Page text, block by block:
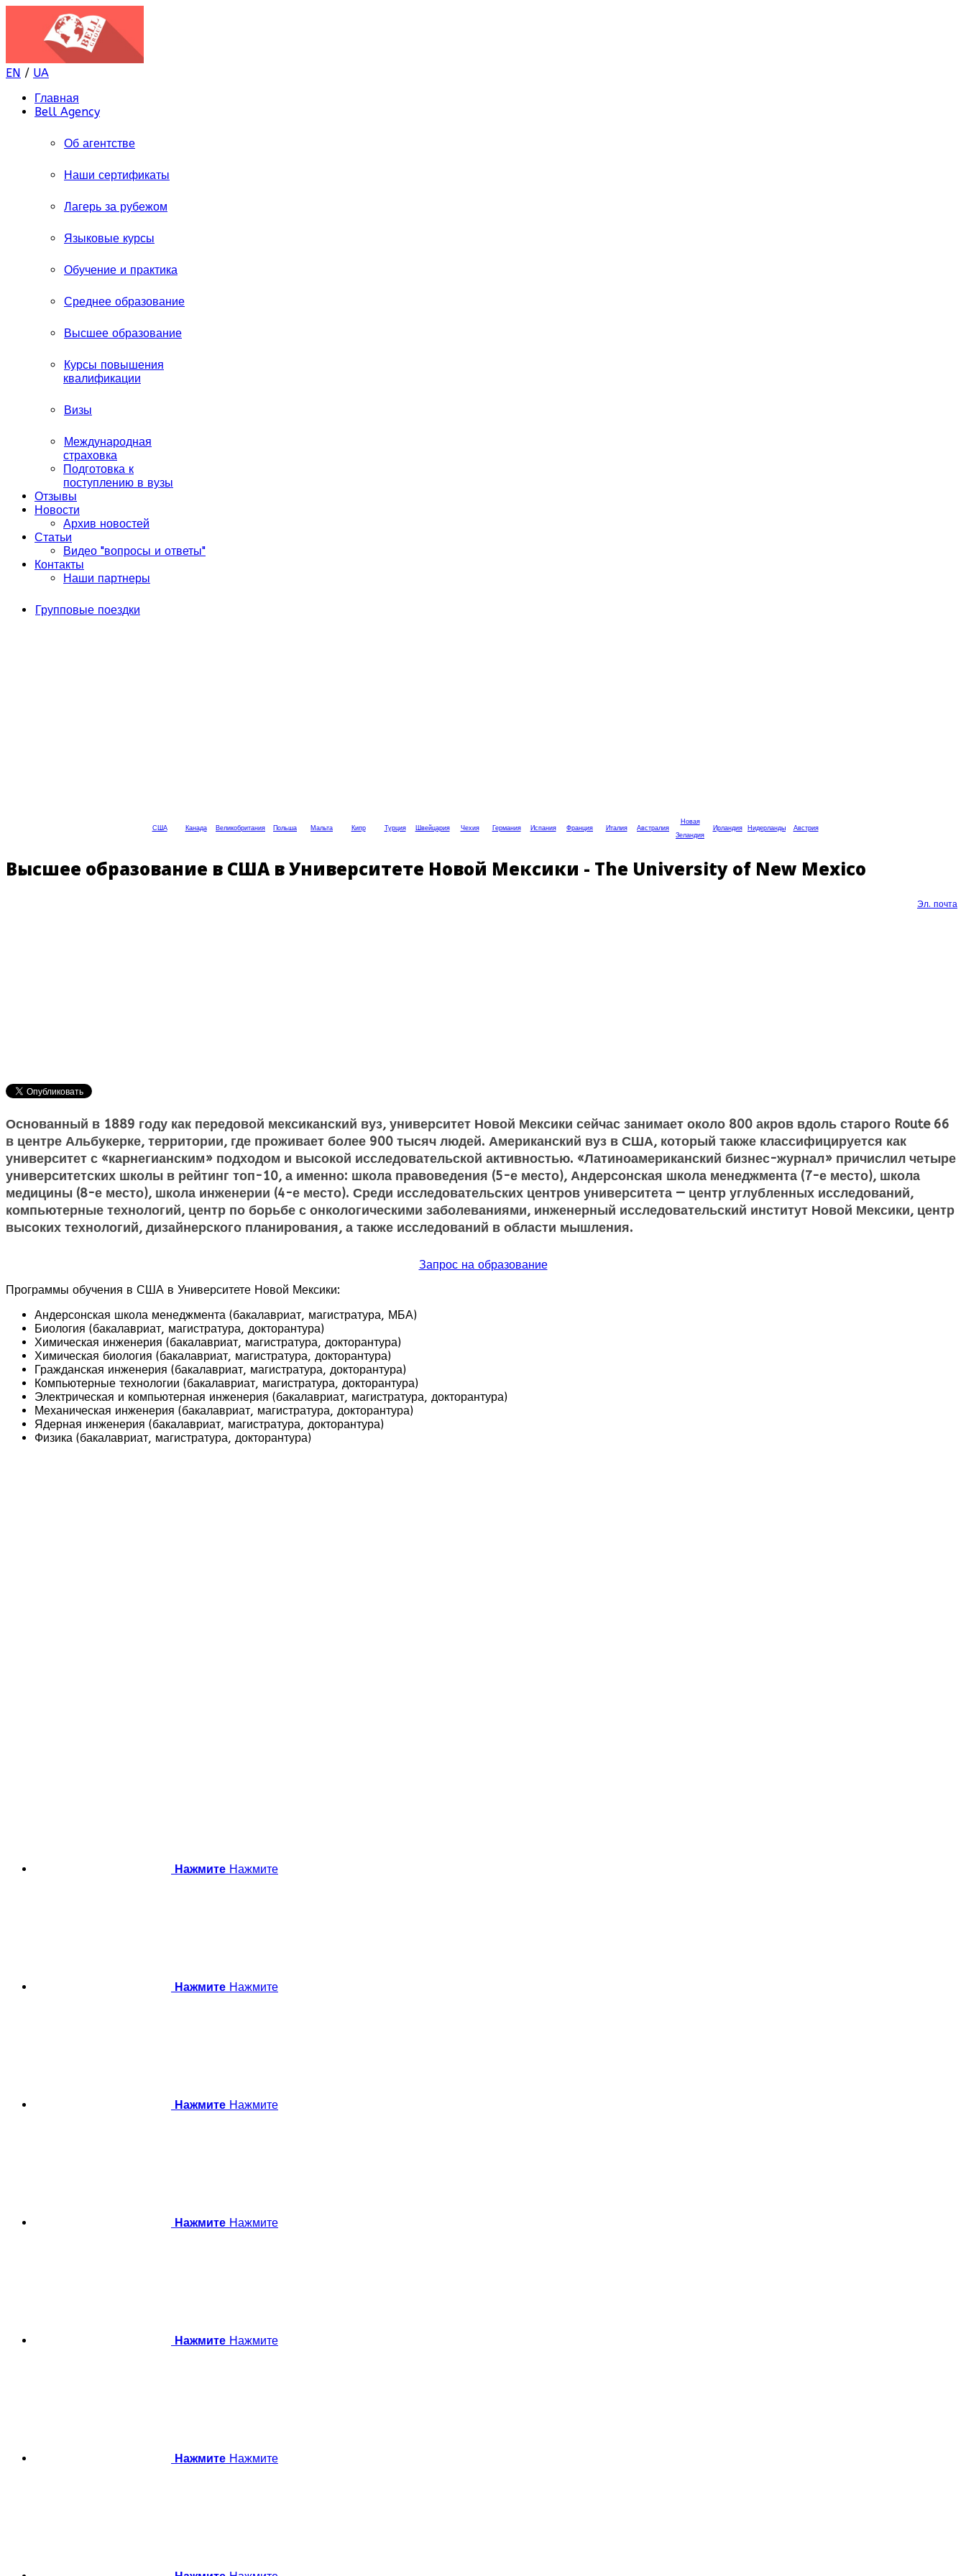
EN / UA
Главная
Bell Agency
Об агентстве
Наши сертификаты
Лагерь за рубежом
Языковые курсы
Обучение и практика
Среднее образование
Высшее образование
Курсы повышения
квалификации
Визы
Международная
страховка
Подготовка к
поступлению в вузы
Отзывы
Новости
Архив новостей
Статьи
Видео "вопросы и ответы"
Контакты
Наши партнеры
Групповые поездки
США Канада Великобритания Польша Мальта Кипр Турция Швейцария Чехия Германия Испания Франция Италия Австралия
Новая
Зеландия
Ирландия Нидерланды Австрия
Высшее образование в США в Университете Новой Мексики - The University of New Mexico
Эл. почта
Основанный в 1889 году как передовой мексиканский вуз, университет Новой Мексики сейчас занимает около 800 акров вдоль старого Route 66
в центре Альбукерке, территории, где проживает более 900 тысяч людей. Американский вуз в США, который также классифицируется как
университет с «карнегианским» подходом и высокой исследовательской активностью. «Латиноамериканский бизнес-журнал» причислил четыре
университетских школы в рейтинг топ-10, а именно: школа правоведения (5-е место), Андерсонская школа менеджмента (7-е место), школа
медицины (8-е место), школа инженерии (4-е место). Среди исследовательских центров университета — центр углубленных исследований,
компьютерные технологий, центр по борьбе с онкологическими заболеваниями, инженерный исследовательский институт Новой Мексики, центр
высоких технологий, дизайнерского планирования, а также исследований в области мышления.
Запрос на образование
Программы обучения в США в Университете Новой Мексики:
Андерсонская школа менеджмента (бакалавриат, магистратура, МБА)
Биология (бакалавриат, магистратура, докторантура)
Химическая инженерия (бакалавриат, магистратура, докторантура)
Химическая биология (бакалавриат, магистратура, докторантура)
Гражданская инженерия (бакалавриат, магистратура, докторантура)
Компьютерные технологии (бакалавриат, магистратура, докторантура)
Электрическая и компьютерная инженерия (бакалавриат, магистратура, докторантура)
Механическая инженерия (бакалавриат, магистратура, докторантура)
Ядерная инженерия (бакалавриат, магистратура, докторантура)
Физика (бакалавриат, магистратура, докторантура)
Нажмите Нажмите
Нажмите Нажмите
Нажмите Нажмите
Нажмите Нажмите
Нажмите Нажмите
Нажмите Нажмите